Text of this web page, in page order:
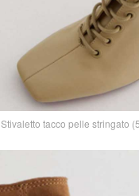
Stivaletto tacco pelle stringato